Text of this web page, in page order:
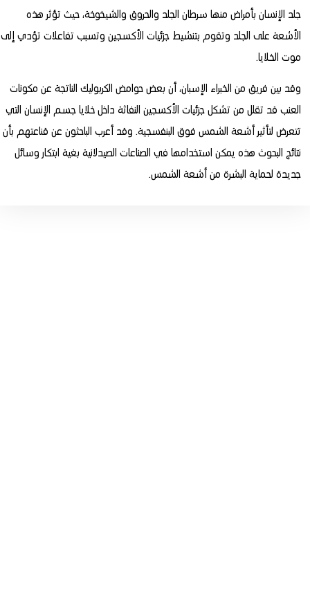
جلد الإنسان بأمراض منها سرطان الجلد والحروق والشيخوخة، حيث تؤثر هذه
الأشعة على الجلد وتقوم بتنشيط جزئيات الأكسجين وتسبب تفاعلات تؤدي إلى
موت الخلايا.
وقد بين فريق من الخبراء الإسبان، أن بعض حوامض الكربوليك الناتجة عن مكونات
العنب قد تقلل من تشكل جزئيات الأكسجين النفاثة داخل خلايا جسم الإنسان التي
تتعرض لتأثير أشعة الشمس فوق البنفسجية. وقد أعرب الباحثون عن قناعتهم بأن
نتائج البحوث هذه يمكن استخدامها في الصناعات الصيدلانية بغية ابتكار وسائل
جديدة لحماية البشرة من أشعة الشمس.